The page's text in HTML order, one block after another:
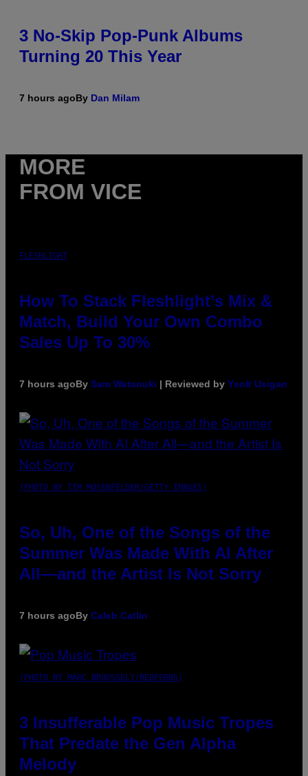
3 No-Skip Pop-Punk Albums
Turning 20 This Year
7 hours agoBy Dan Milam
MORE
FROM VICE
FLESHLIGHT
How To Stack Fleshlight’s Mix &
Match, Build Your Own Combo
Sales Up To 30%
7 hours agoBy Sam Watanuki | Reviewed by Ysolt Usigan
(PHOTO BY TIM MOSENFELDER/GETTY IMAGES)
So, Uh, One of the Songs of the
Summer Was Made With AI After
All—and the Artist Is Not Sorry
7 hours agoBy Caleb Catlin
(PHOTO BY MARC BROUSSELY/REDFERNS)
3 Insufferable Pop Music Tropes
That Predate the Gen Alpha
Melody